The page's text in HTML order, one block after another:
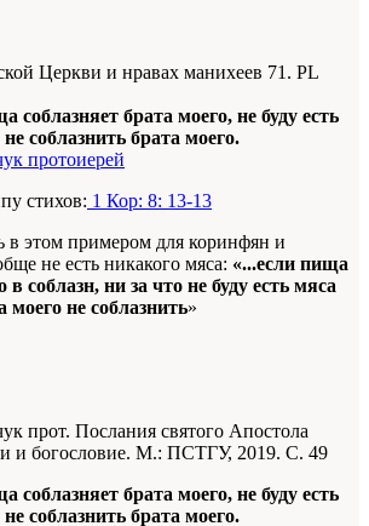
Церкви и нравах манихеев 71. PL
соблазняет брата моего, не буду есть
соблазнить брата моего.
протоиерей
стихов: 1 Кор: 8: 13-13
в этом примером для коринфян и
не есть никакого мяса: «...если пища
в соблазн, ни за что не буду есть мяса
не соблазнить»
прот. Послания святого Апостола
и богословие. М.: ПСТГУ, 2019. С. 49
соблазняет брата моего, не буду есть
соблазнить брата моего.